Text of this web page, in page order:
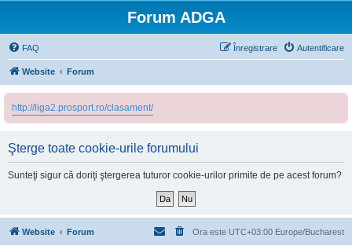
Forum ADGA
FAQ Autentificare
Înregistrare
Website Forum
http://liga2.prosport.ro/clasament/
Şterge toate cookie-urile forumului
Sunteţi sigur că doriţi ştergerea tuturor cookie-urilor primite de pe acest forum?
Website Forum Ora este UTC+03:00 Europe/Bucharest